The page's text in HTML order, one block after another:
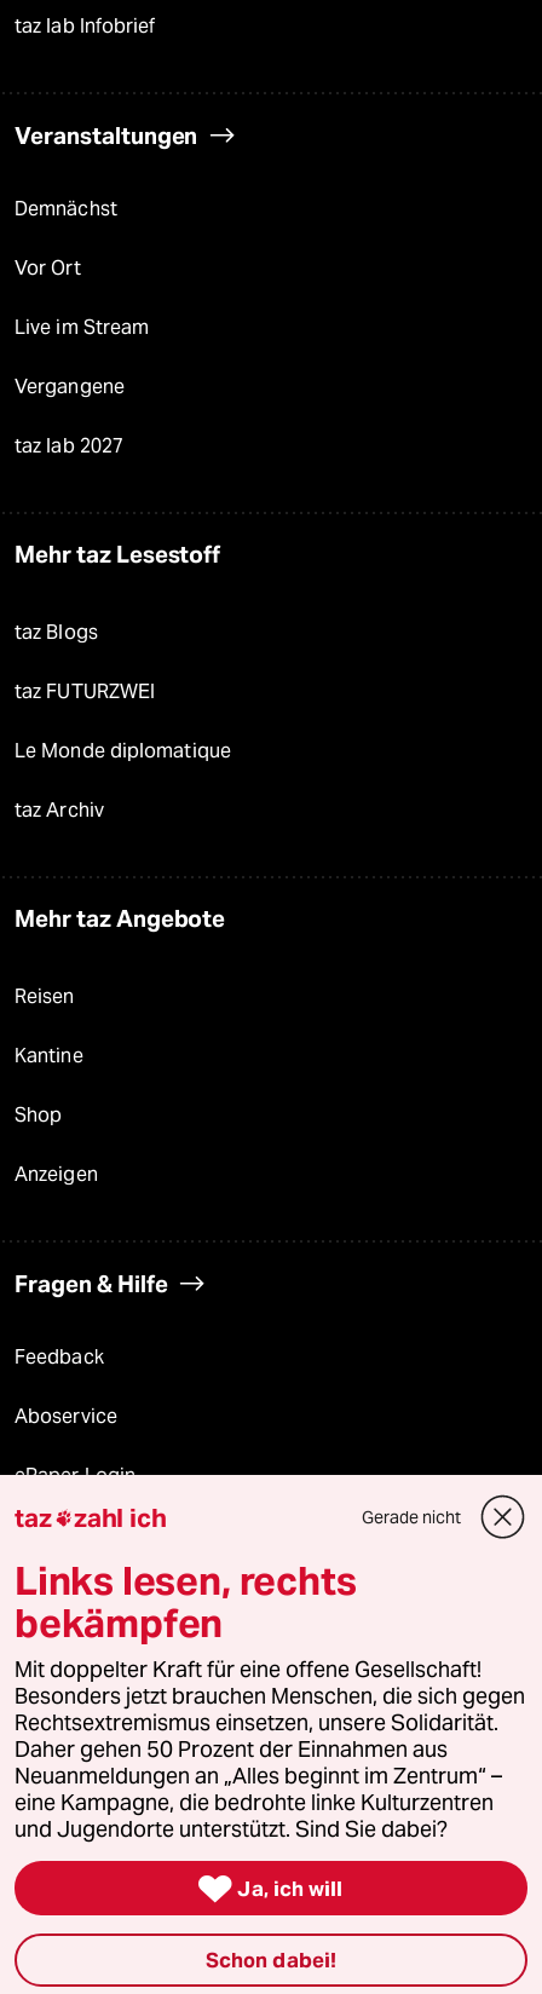
taz lab Infobrief
Veranstaltungen
Demnächst
Vor Ort
Live im Stream
Vergangene
taz lab 2027
Mehr taz Lesestoff
taz Blogs
taz FUTURZWEI
Le Monde diplomatique
taz Archiv
Mehr taz Angebote
Reisen
Kantine
Shop
Anzeigen
Fragen & Hilfe
Feedback
Aboservice
ePaper Login
Downloads für Abonnierende
© 2026 taz Verlags und Vertriebs GmbH
Alle Rechte vorbehalten. Bei rechtlichen Fragen oder für Genehmigungen
wenden Sie sich bitte an
lizenzen@taz.de
Feedback Redaktionsstatut Kommune-Richtlinien
Leitlinie Informant Datenschutz Impressum AGB
Seitenwende Einwilligungen widerrufen (Ads)
taz zahl ich Gerade nicht
Links lesen, rechts
bekämpfen
Mit doppelter Kraft für eine offene Gesellschaft!
Besonders jetzt brauchen Menschen, die sich gegen
Rechtsextremismus einsetzen, unsere Solidarität.
Daher gehen 50 Prozent der Einnahmen aus
Neuanmeldungen an „Alles beginnt im Zentrum“ –
eine Kampagne, die bedrohte linke Kulturzentren
und Jugendorte unterstützt. Sind Sie dabei?
 Ja, ich will
Schon dabei!